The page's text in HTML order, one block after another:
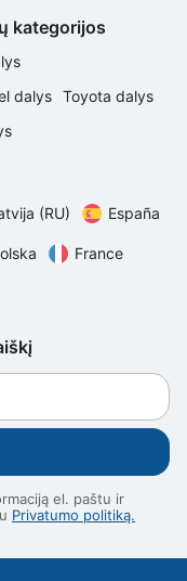
kategorijos
dalys Toyota dalys
(RU) España
France
el. paštu ir
Privatumo politiką.